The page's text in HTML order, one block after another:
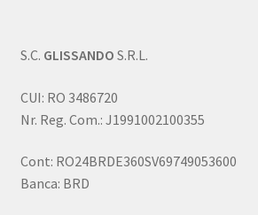
S.C. GLISSANDO S.R.L.
CUI: RO 3486720
Nr. Reg. Com.: J1991002100355
Cont: RO24BRDE360SV69749053600
Banca: BRD